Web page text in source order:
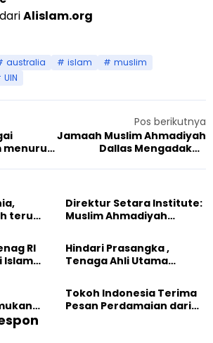
Alislam.org
australia islam
muslim
UIN
menurut
Pos berikutnya
Jamaah Muslim Ahmadiyah
Dallas Mengadakan
UTD
terus
Direktur Setara Institute:
Muslim Ahmadiyah
Dunia dari “Infrastruktur
Kemanusiaan”
RI
Islam
Hindari Prasangka ,
Tenaga Ahli Utama
fakta langsung
kehidupan Muslim
Ahmadiyah di Inggris
Tokoh Indonesia Terima
Pesan Perdamaian dari